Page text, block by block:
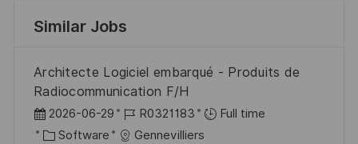
Similar Jobs
Architecte Logiciel embarqué - Produits de
Radiocommunication F/H
P
o
2026-06-29
J
o
R0321183
Full time
C Software Gennevilliers